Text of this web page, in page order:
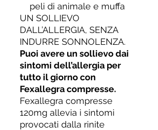
peli di animale e muffa
UN SOLLIEVO
DALL’ALLERGIA, SENZA
INDURRE SONNOLENZA.
Puoi avere un sollievo dai
sintomi dell’allergia per
tutto il giorno con
Fexallegra compresse.
Fexallegra compresse
120mg allevia i sintomi
provocati dalla rinite